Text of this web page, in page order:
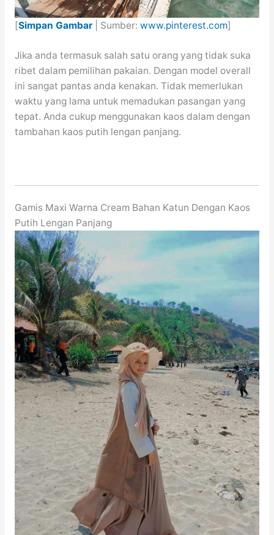
[Simpan Gambar| Sumber: www.pinterest.com]
Jika anda termasuk salah satu orang yang tidak suka
ribet dalam pemilihan pakaian. Dengan model overall
ini sangat pantas anda kenakan. Tidak memerlukan
waktu yang lama untuk memadukan pasangan yang
tepat. Anda cukup menggunakan kaos dalam dengan
tambahan kaos putih lengan panjang.
Gamis Maxi Warna Cream Bahan Katun Dengan Kaos
Putih Lengan Panjang